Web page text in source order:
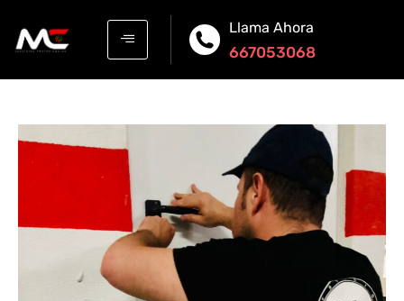
Llama Ahora
667053068